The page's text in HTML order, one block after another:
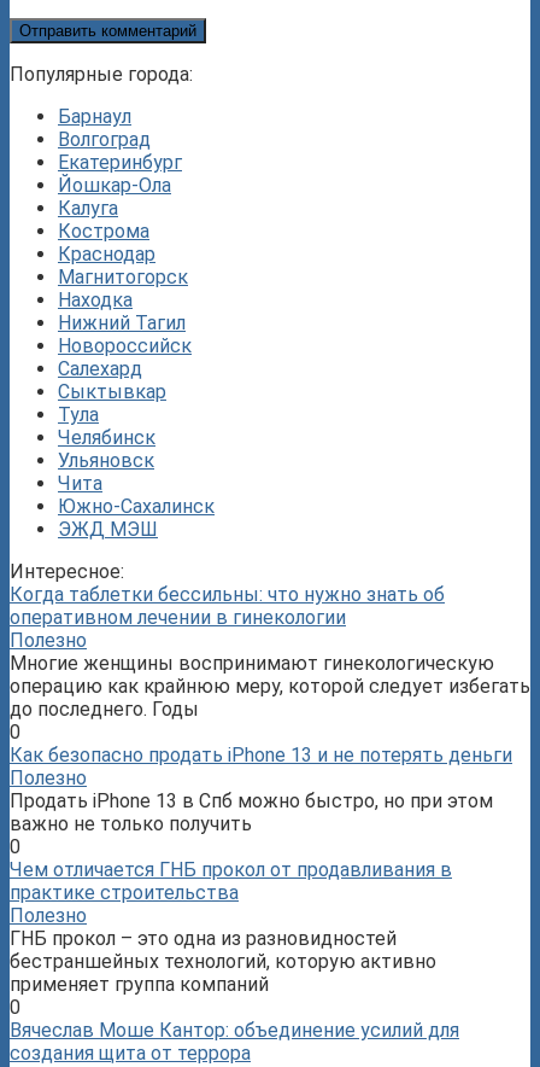
Популярные города:
Барнаул
Волгоград
Екатеринбург
Йошкар-Ола
Калуга
Кострома
Краснодар
Магнитогорск
Находка
Нижний Тагил
Новороссийск
Салехард
Сыктывкар
Тула
Челябинск
Ульяновск
Чита
Южно-Сахалинск
ЭЖД МЭШ
Интересное:
Когда таблетки бессильны: что нужно знать об
оперативном лечении в гинекологии
Полезно
Многие женщины воспринимают гинекологическую
операцию как крайнюю меру, которой следует избегать
до последнего. Годы
0
Как безопасно продать iPhone 13 и не потерять деньги
Полезно
Продать iPhone 13 в Спб можно быстро, но при этом
важно не только получить
0
Чем отличается ГНБ прокол от продавливания в
практике строительства
Полезно
ГНБ прокол – это одна из разновидностей
бестраншейных технологий, которую активно
применяет группа компаний
0
Вячеслав Моше Кантор: объединение усилий для
создания щита от террора